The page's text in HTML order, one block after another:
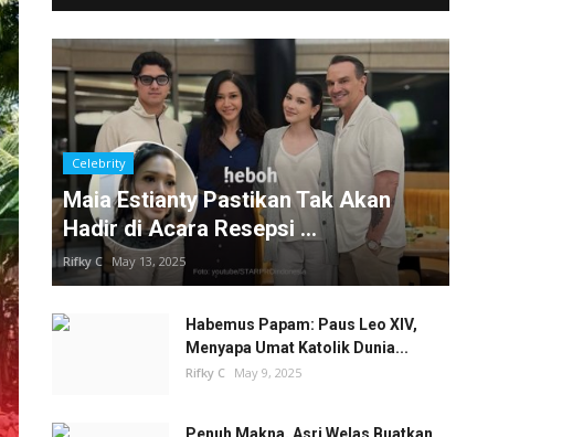
Celebrity
Maia Estianty Pastikan Tak Akan
Hadir di Acara Resepsi ...
Rifky C May 13, 2025
Habemus Papam: Paus Leo XIV,
Menyapa Umat Katolik Dunia...
Rifky C May 9, 2025